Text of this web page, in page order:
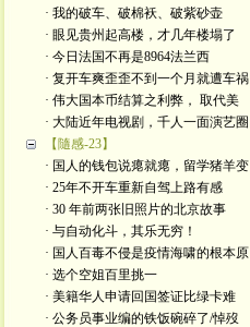
· 我的破车、破棉袄、破紫砂壶
· 眼见贵州起高楼，才几年楼塌了
· 今日法国不再是8964法兰西
· 复开车爽歪歪不到一个月就遭车祸
· 伟大国本币结算之利弊， 取代美
· 大陆近年电视剧，千人一面演艺圈
【隨感-23】
· 国人的钱包说瘪就瘪，留学猪羊变
· 25年不开车重新自驾上路有感
· 30 年前两张旧照片的北京故事
· 与自动化斗，其乐无穷！
· 国人百毒不侵是疫情海啸的根本原
· 选个空姐百里挑一
· 美籍华人申请回国签证比绿卡难
· 公务员事业编的铁饭碗碎了/悼歿